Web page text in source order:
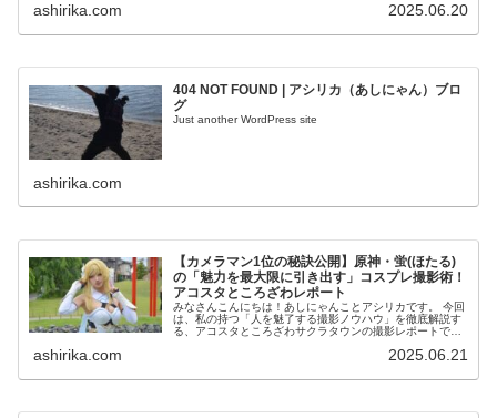
ashirika.com 2025.06.20
404 NOT FOUND | アシリカ（あしにゃん）ブロ
グ
Just another WordPress site
ashirika.com
【カメラマン1位の秘訣公開】原神・蛍(ほたる)
の「魅力を最大限に引き出す」コスプレ撮影術！
アコスタところざわレポート
みなさんこんにちは！あしにゃんことアシリカです。 今回
は、私の持つ「人を魅了する撮影ノウハウ」を徹底解説す
る、アコスタところざわサクラタウンの撮影レポートで
ashirika.com 2025.06.21